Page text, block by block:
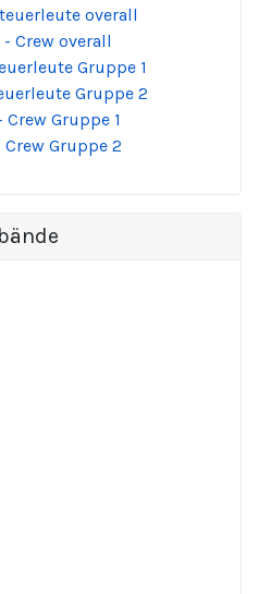
overall
- Crew overall
Gruppe 1
Gruppe 2
Crew Gruppe 1
Crew Gruppe 2